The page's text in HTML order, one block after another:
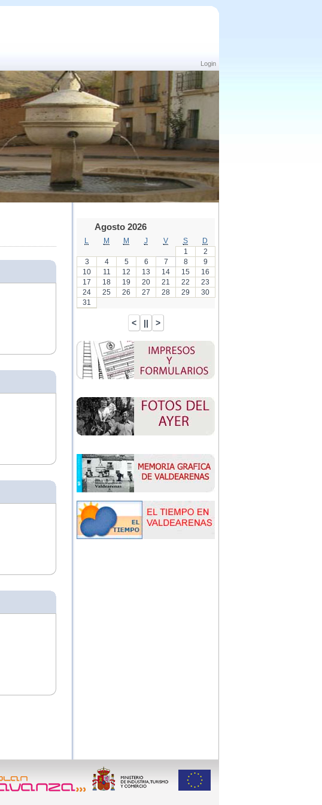
Login
Agosto 2026
M M J V S
D
1
2
3
4 5 6 7 8
9
10
11 12 13 14 15
16
17
18 19 20 21 22
23
24
25 26 27 28 29
30
31